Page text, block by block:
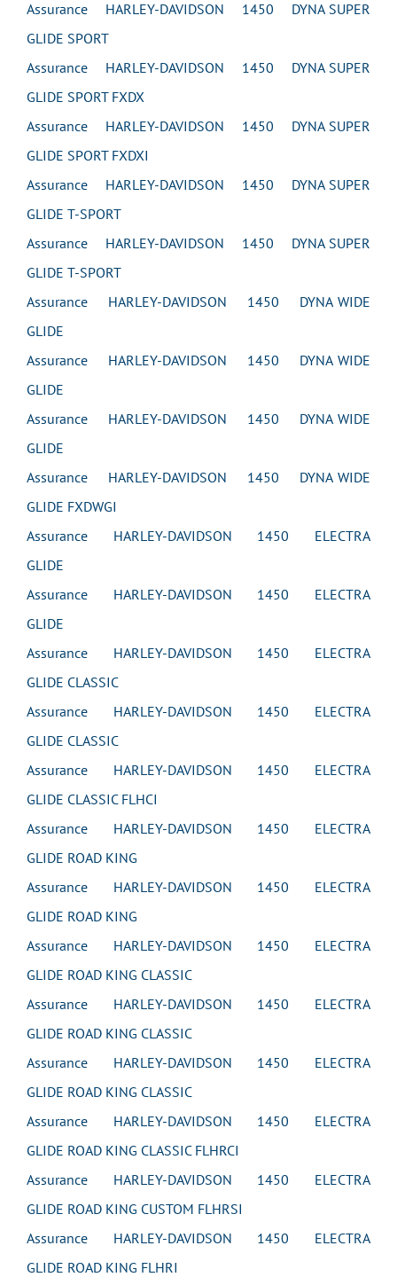
Assurance HARLEY-DAVIDSON 1450 DYNA SUPER
GLIDE SPORT
Assurance HARLEY-DAVIDSON 1450 DYNA SUPER
GLIDE SPORT FXDX
Assurance HARLEY-DAVIDSON 1450 DYNA SUPER
GLIDE SPORT FXDXI
Assurance HARLEY-DAVIDSON 1450 DYNA SUPER
GLIDE T-SPORT
Assurance HARLEY-DAVIDSON 1450 DYNA SUPER
GLIDE T-SPORT
Assurance HARLEY-DAVIDSON 1450 DYNA WIDE
GLIDE
Assurance HARLEY-DAVIDSON 1450 DYNA WIDE
GLIDE
Assurance HARLEY-DAVIDSON 1450 DYNA WIDE
GLIDE
Assurance HARLEY-DAVIDSON 1450 DYNA WIDE
GLIDE FXDWGI
Assurance HARLEY-DAVIDSON 1450 ELECTRA
GLIDE
Assurance HARLEY-DAVIDSON 1450 ELECTRA
GLIDE
Assurance HARLEY-DAVIDSON 1450 ELECTRA
GLIDE CLASSIC
Assurance HARLEY-DAVIDSON 1450 ELECTRA
GLIDE CLASSIC
Assurance HARLEY-DAVIDSON 1450 ELECTRA
GLIDE CLASSIC FLHCI
Assurance HARLEY-DAVIDSON 1450 ELECTRA
GLIDE ROAD KING
Assurance HARLEY-DAVIDSON 1450 ELECTRA
GLIDE ROAD KING
Assurance HARLEY-DAVIDSON 1450 ELECTRA
GLIDE ROAD KING CLASSIC
Assurance HARLEY-DAVIDSON 1450 ELECTRA
GLIDE ROAD KING CLASSIC
Assurance HARLEY-DAVIDSON 1450 ELECTRA
GLIDE ROAD KING CLASSIC
Assurance HARLEY-DAVIDSON 1450 ELECTRA
GLIDE ROAD KING CLASSIC FLHRCI
Assurance HARLEY-DAVIDSON 1450 ELECTRA
GLIDE ROAD KING CUSTOM FLHRSI
Assurance HARLEY-DAVIDSON 1450 ELECTRA
GLIDE ROAD KING FLHRI